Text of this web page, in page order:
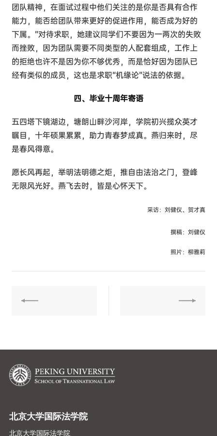
团队精神，在面试过程中他们关注的是你是否具有合作
能力，能否给团队带来更好的促进作用，能否成为好的
下属。”对待求职，她建议同学们不要因为一两次的失败
而挫败，因为团队需要不同类型的人配套组成，工作上
的拒绝也许不是因为你不够优秀，而是恰好因为团队已
经有类似的成员，这也是求职“机缘论”说法的依据。
四、 毕业十周年寄语
五四塔下镜湖边，塘朗山畔沙河岸，学院初兴揽众英才
瞩目，十年硕果累累，助力青春梦成真。燕归来时，尽
是春风得意。
愿长风再起，举明法明德之炬，推自由法治之门，登峰
无限风光好。燕飞去时，皆是心怀天下。
采访：刘健仪、贺才真
撰稿：刘健仪
照片：柳雅莉
北京大学国际法学院
北京大学国际法学院